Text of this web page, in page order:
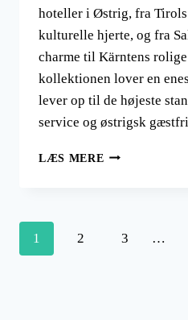
hoteller i Østrig, fra
kulturelle hjerte, og fra
charme til Kärntens
kollektionen lover en
lever op til de højeste
service og østrigsk
LÆS MERE AUSTRIA
Side
1 2 3 …